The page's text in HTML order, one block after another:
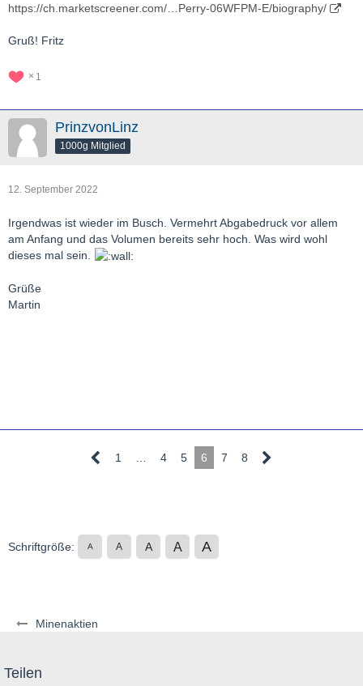
Minenaktien
https://ch.marketscreener.com/…Perry-06WFPM-E/biography/
Gruß! Fritz
1
PrinzvonLinz
1000g Mitglied
12. September 2022
Irgendwas ist wieder im Busch. Vermehrt Abgabedruck vor allem
am Anfang und das Volumen bereits sehr hoch. Was wird wohl
dieses mal sein.
Grüße
Martin
1 4 5 6 7 8
Schriftgröße: A A A A A
Teilen